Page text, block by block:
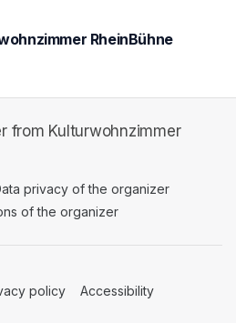
RheinBühne
from Kulturwohnzimmer
in a new tab)
privacy of the organizer
of the organizer
new tab)
policy (opens in a new tab)
Accessibility